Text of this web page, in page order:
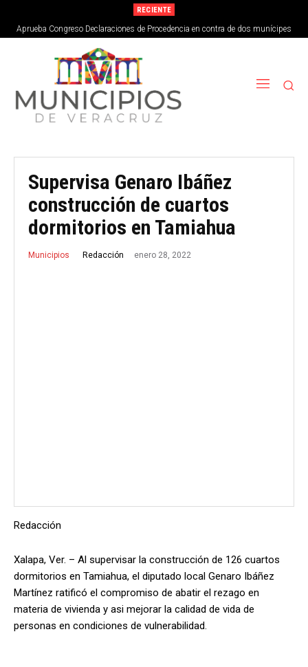
RECIENTE
Aprueba Congreso Declaraciones de Procedencia en contra de dos munícipes
Supervisa Genaro Ibáñez
construcción de cuartos
dormitorios en Tamiahua
Municipios Redacción enero 28, 2022
Redacción
Xalapa, Ver. – Al supervisar la construcción de 126 cuartos
dormitorios en Tamiahua, el diputado local Genaro Ibáñez
Martínez ratificó el compromiso de abatir el rezago en
materia de vivienda y asi mejorar la calidad de vida de
personas en condiciones de vulnerabilidad.